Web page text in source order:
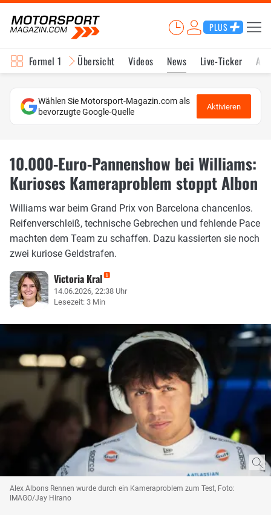
PLUS
Formel 1 Übersicht Videos News Live-Ticker
Wählen Sie Motorsport-Magazin.com als
bevorzugte Google-Quelle
Aktivieren
10.000-Euro-Pannenshow bei Williams:
Kurioses Kameraproblem stoppt Albon
Williams war beim Grand Prix von Barcelona chancenlos.
Reifenverschleiß, technische Gebrechen und fehlende Pace
machten dem Team zu schaffen. Dazu kassierten sie noch
zwei kuriose Geldstrafen.
Victoria Kral
14.06.2026, 22:38 Uhr
Lesezeit: 3 Min
Alex Albons Rennen wurde durch ein Kameraproblem zum Test, Foto:
IMAGO/Jay Hirano